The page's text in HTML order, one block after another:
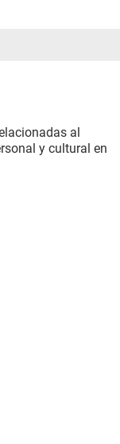
al
y cultural en